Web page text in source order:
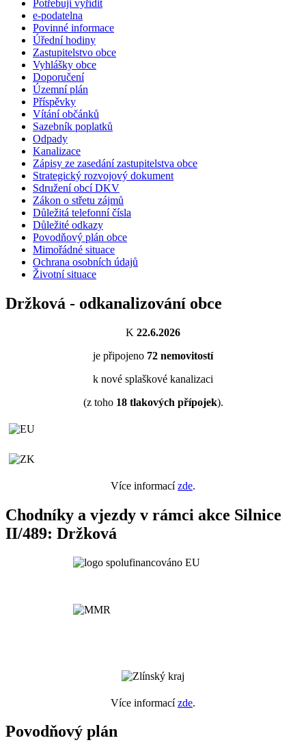
Potřebuji vyřídit
e-podatelna
Povinné informace
Úřední hodiny
Zastupitelstvo obce
Vyhlášky obce
Doporučení
Územní plán
Příspěvky
Vítání občánků
Sazebník poplatků
Odpady
Kanalizace
Zápisy ze zasedání zastupitelstva obce
Strategický rozvojový dokument
Sdružení obcí DKV
Zákon o střetu zájmů
Důležitá telefonní čísla
Důležité odkazy
Povodňový plán obce
Mimořádné situace
Ochrana osobních údajů
Životní situace
Držková - odkanalizování obce
K 22.6.2026
je připojeno 72 nemovitostí
k nové splaškové kanalizaci
(z toho 18tlakových přípojek).
Více informacízde.
Chodníky a vjezdy v rámci akce Silnice
II/489: Držková
Více informacízde.
Povodňový plán